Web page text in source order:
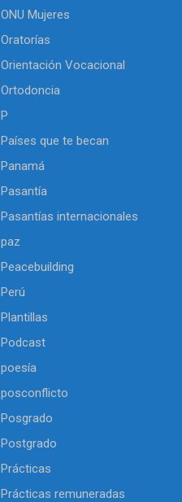
ONU Mujeres
Oratorías
Orientación Vocacional
Ortodoncia
P
Países que te becan
Panamá
Pasantía
Pasantías internacionales
paz
Peacebuilding
Perú
Plantillas
Podcast
poesía
posconflicto
Posgrado
Postgrado
Prácticas
Prácticas remuneradas